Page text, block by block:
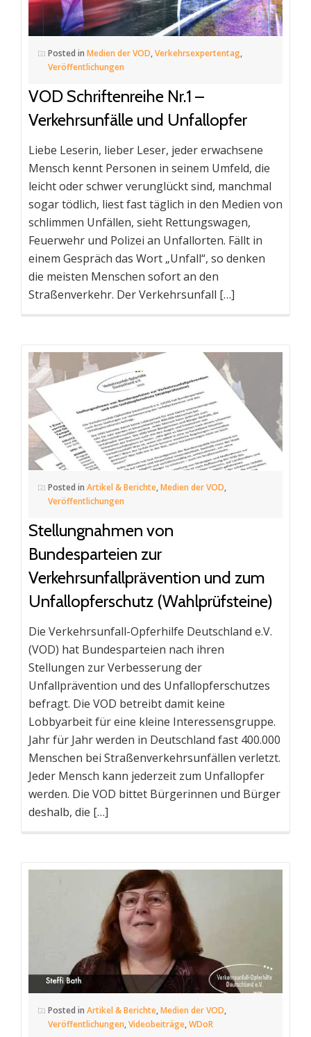
Posted in Medien der VOD,Verkehrsexpertentag,
Veröffentlichungen
VOD Schriftenreihe Nr.1 –
Verkehrsunfälle und Unfallopfer
Liebe Leserin, lieber Leser, jeder erwachsene
Mensch kennt Personen in seinem Umfeld, die
leicht oder schwer verunglückt sind, manchmal
sogar tödlich, liest fast täglich in den Medien von
schlimmen Unfällen, sieht Rettungswagen,
Feuerwehr und Polizei an Unfallorten. Fällt in
einem Gespräch das Wort „Unfall“, so denken
die meisten Menschen sofort an den
Straßenverkehr. Der Verkehrsunfall […]
Posted in Artikel & Berichte,Medien der VOD,
Veröffentlichungen
Stellungnahmen von
Bundesparteien zur
Verkehrsunfallprävention und zum
Unfallopferschutz (Wahlprüfsteine)
Die Verkehrsunfall-Opferhilfe Deutschland e.V.
(VOD) hat Bundesparteien nach ihren
Stellungen zur Verbesserung der
Unfallprävention und des Unfallopferschutzes
befragt. Die VOD betreibt damit keine
Lobbyarbeit für eine kleine Interessensgruppe.
Jahr für Jahr werden in Deutschland fast 400.000
Menschen bei Straßenverkehrsunfällen verletzt.
Jeder Mensch kann jederzeit zum Unfallopfer
werden. Die VOD bittet Bürgerinnen und Bürger
deshalb, die […]
Posted in Artikel & Berichte,Medien der VOD,
Veröffentlichungen,Videobeiträge,WDoR